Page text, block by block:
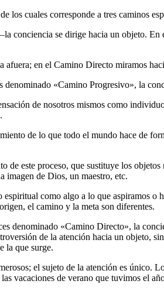
los cuales corresponde a tres caminos
conciencia se dirige hacia un objeto.
afuera; en el Camino Directo miramos
«Camino Progresivo», la
de nosotros mismos como
de lo que todo el mundo hace de
de este proceso, que sustituye los
imagen de Dios, un maestro, etc.
espiritual como algo a lo que aspiramos
el camino y la meta son diferentes.
denominado «Camino Directo», la
de la atención hacia un objeto,
la que surge.
el sujeto de la atención es único.
vacaciones de verano que tuvimos el